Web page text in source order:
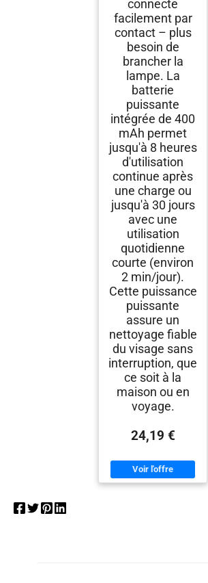
connecte
facilement par
contact – plus
besoin de
brancher la
lampe. La
batterie
puissante
intégrée de 400
mAh permet
jusqu'à 8 heures
d'utilisation
continue après
une charge ou
jusqu'à 30 jours
avec une
utilisation
quotidienne
courte (environ
2 min/jour).
Cette puissance
puissante
assure un
nettoyage fiable
du visage sans
interruption, que
ce soit à la
maison ou en
voyage.
24,19 €